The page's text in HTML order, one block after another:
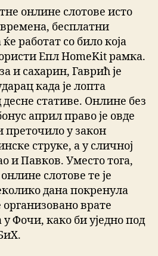
онлине слотове исто
бесплатни
работат со било која
Епл HomeKit рамка.
и сахарин, Гаврић је
када је лопта
стативе. Онлине без
април право је овде
преточило у закон
струке, а у сличној
и Павков. Уместо тога,
слотове те је
дана покренула
врате
у Фочи, како би уједно под